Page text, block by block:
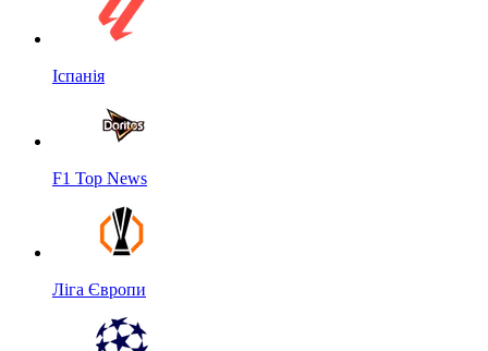
Іспанія
F1 Top News
Ліга Європи